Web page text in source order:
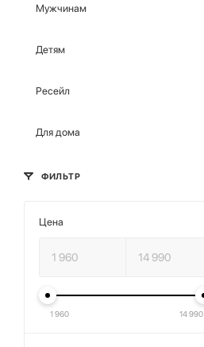
Мужчинам
Детям
Ресейл
Для дома
ФИЛЬТР
Цена
1 960 14 990